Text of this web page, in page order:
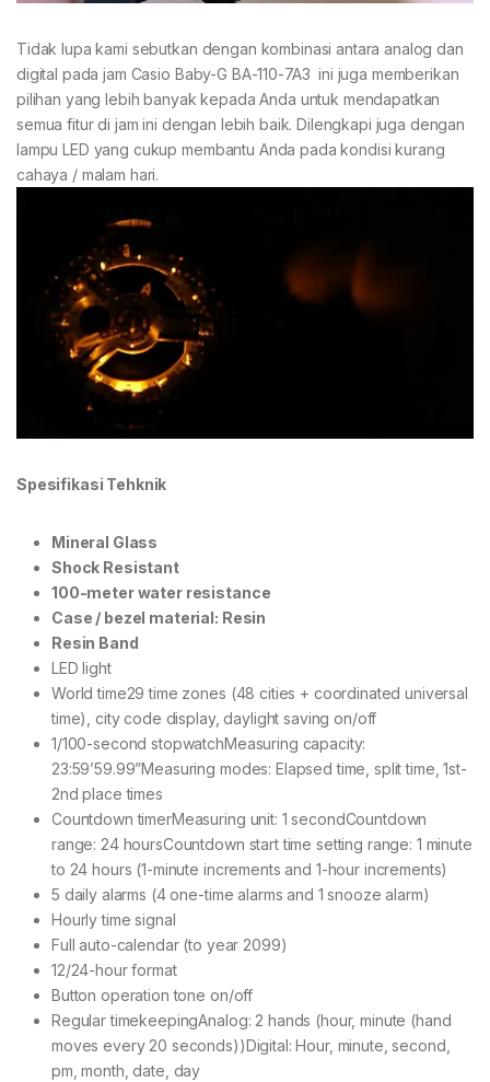
Tidak lupa kami sebutkan dengan kombinasi antara analog dan
digital pada jam Casio Baby-G BA-110-7A3 ini juga memberikan
pilihan yang lebih banyak kepada Anda untuk mendapatkan
semua fitur di jam ini dengan lebih baik. Dilengkapi juga dengan
lampu LED yang cukup membantu Anda pada kondisi kurang
cahaya / malam hari.
Spesifikasi Tehknik
Mineral Glass
Shock Resistant
100-meter water resistance
Case / bezel material: Resin
Resin Band
LED light
World time29 time zones (48 cities + coordinated universal
time), city code display, daylight saving on/off
1/100-second stopwatchMeasuring capacity:
23:59’59.99”Measuring modes: Elapsed time, split time, 1st-
2nd place times
Countdown timerMeasuring unit: 1 secondCountdown
range: 24 hoursCountdown start time setting range: 1 minute
to 24 hours (1-minute increments and 1-hour increments)
5 daily alarms (4 one-time alarms and 1 snooze alarm)
Hourly time signal
Full auto-calendar (to year 2099)
12/24-hour format
Button operation tone on/off
Regular timekeepingAnalog: 2 hands (hour, minute (hand
moves every 20 seconds))Digital: Hour, minute, second,
pm, month, date, day